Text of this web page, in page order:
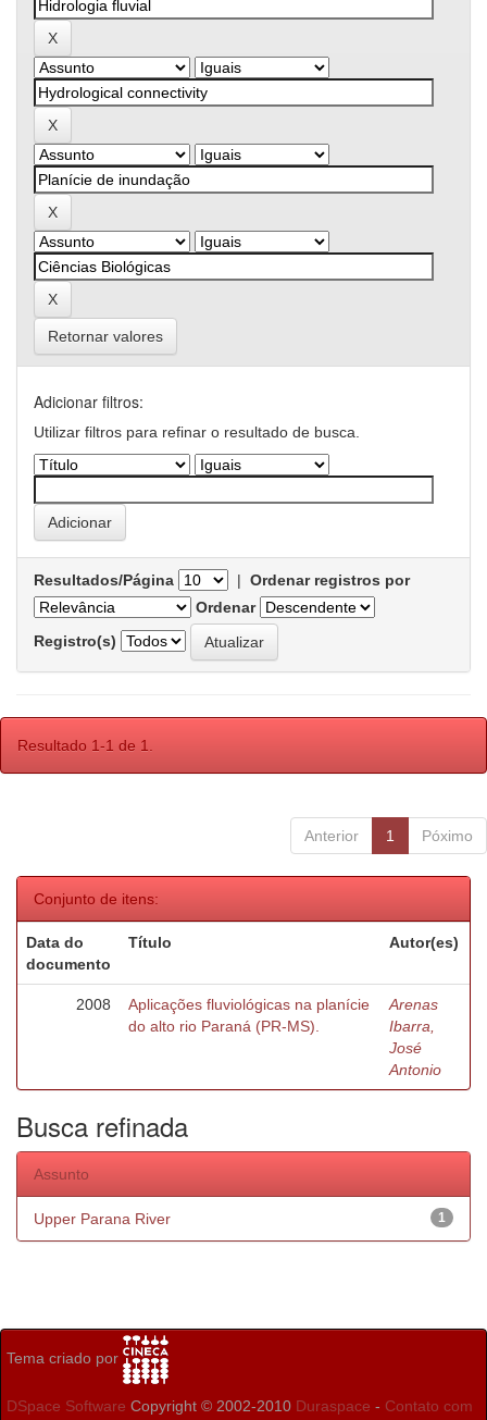
Retornar valores
Adicionar filtros:
Utilizar filtros para refinar o resultado de busca.
Resultados/Página | Ordenar registros por
Ordenar
Registro(s)
Resultado 1-1 de 1.
Anterior 1 Póximo
Conjunto de itens:
Data do
documento
Título Autor(es)
2008
Aplicações fluviológicas na planície
do alto rio Paraná (PR-MS).
Arenas
Ibarra,
José
Antonio
Busca refinada
Assunto
1
Upper Parana River
Tema criado por
DSpace Software Copyright © 2002-2010 Duraspace - Contato com